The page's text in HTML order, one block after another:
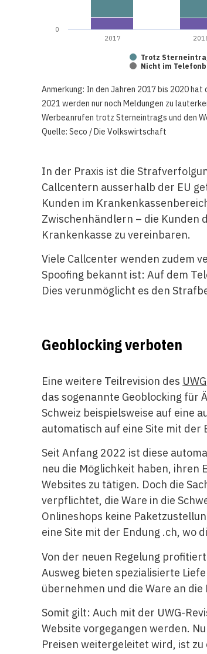
Trotz
Nicht im
2017
0
Anmerkung: In den Jahren 2017 bis 2020
2021 werden nur noch Meldungen zu
Werbeanrufen trotz Sterneintrags und den
Quelle: Seco / Die Volkswirtschaft
In der Praxis ist die
Callcentern ausserhalb der EU
Kunden im
Zwischenhändlern – die Kunden
Krankenkasse zu vereinbaren.
Viele Callcenter wenden zudem
Spoofing bekannt ist: Auf dem
Dies verunmöglicht es den
Geoblocking verboten
Eine weitere Teilrevision des UWG
das sogenannte Geoblocking für
Schweiz beispielsweise auf eine
automatisch auf eine Site mit
Seit Anfang 2022 ist diese
neu die Möglichkeit haben, ihren
Websites zu tätigen. Doch die
verpflichtet, die Ware in die
Onlineshops keine
eine Site mit der Endung .ch, wo
Von der neuen Regelung
Ausweg bieten spezialisierte
übernehmen und die Ware an
Somit gilt: Auch mit der UWG-
Website vorgegangen werden.
Preisen weitergeleitet wird, ist